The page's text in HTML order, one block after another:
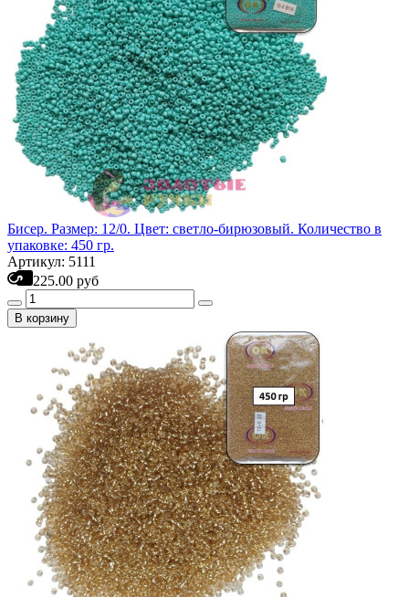
Бисер. Размер: 12/0. Цвет: светло-бирюзовый. Количество в
упаковке: 450 гр.
Артикул: 5111
225.00 руб
В корзину